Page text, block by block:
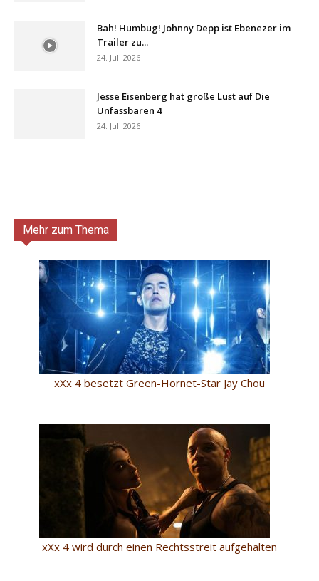
Bah! Humbug! Johnny Depp ist Ebenezer im
Trailer zu...
24. Juli 2026
Jesse Eisenberg hat große Lust auf Die
Unfassbaren 4
24. Juli 2026
Mehr zum Thema
xXx 4 besetzt Green-Hornet-Star Jay Chou
xXx 4 wird durch einen Rechtsstreit aufgehalten